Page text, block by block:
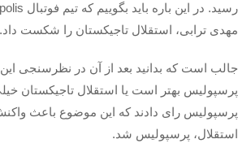
مهدی ترابی، استقلال تاجیکستان را شکست داد.
جالب است که بدانید بعد از آن در نظرسنجی این
پرسپولیس بهتر است یا استقلال تاجیکستان
پرسپولیس رای دادند که این موضوع باعث
استقلال، پرسپولیس شد.